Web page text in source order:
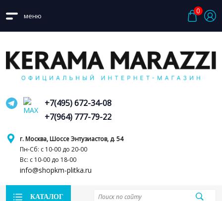
меню
0
г. Москва, Шоссе Энтузиастов, д. 54
Пн-Сб: с 10-00 до 20-00
Вс: с 10-00 до 18-00
info@shopkm-plitka.ru
+7(495) 672-34-08
+7(964) 777-79-22
КАТАЛОГ